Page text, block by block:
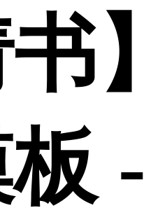
】
-